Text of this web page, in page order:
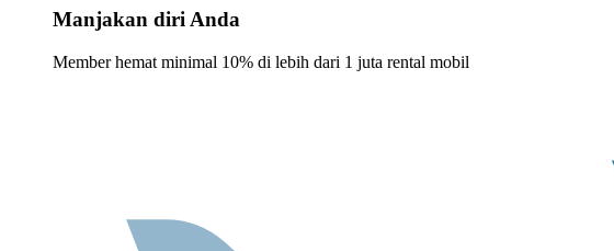
Manjakan diri Anda
Member hemat minimal 10% di lebih dari 1 juta rental mobil